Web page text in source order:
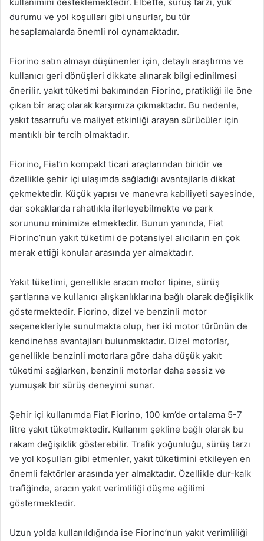
durumu ve yol koşulları gibi unsurlar, bu tür
hesaplamalarda önemli rol oynamaktadır.
Fiorino satın almayı düşünenler için, detaylı araştırma ve
kullanıcı geri dönüşleri dikkate alınarak bilgi edinilmesi
önerilir. yakıt tüketimi bakımından Fiorino, pratikliği ile öne
çıkan bir araç olarak karşımıza çıkmaktadır. Bu nedenle,
yakıt tasarrufu ve maliyet etkinliği arayan sürücüler için
mantıklı bir tercih olmaktadır.
Fiorino, Fiat’ın kompakt ticari araçlarından biridir ve
özellikle şehir içi ulaşımda sağladığı avantajlarla dikkat
çekmektedir. Küçük yapısı ve manevra kabiliyeti sayesinde,
dar sokaklarda rahatlıkla ilerleyebilmekte ve park
sorununu minimize etmektedir. Bunun yanında, Fiat
Fiorino’nun yakıt tüketimi de potansiyel alıcıların en çok
merak ettiği konular arasında yer almaktadır.
Yakıt tüketimi, genellikle aracın motor tipine, sürüş
şartlarına ve kullanıcı alışkanlıklarına bağlı olarak değişiklik
göstermektedir. Fiorino, dizel ve benzinli motor
seçenekleriyle sunulmakta olup, her iki motor türünün de
kendinehas avantajları bulunmaktadır. Dizel motorlar,
genellikle benzinli motorlara göre daha düşük yakıt
tüketimi sağlarken, benzinli motorlar daha sessiz ve
yumuşak bir sürüş deneyimi sunar.
Şehir içi kullanımda Fiat Fiorino, 100 km’de ortalama 5-7
litre yakıt tüketmektedir. Kullanım şekline bağlı olarak bu
rakam değişiklik gösterebilir. Trafik yoğunluğu, sürüş tarzı
ve yol koşulları gibi etmenler, yakıt tüketimini etkileyen en
önemli faktörler arasında yer almaktadır. Özellikle dur-kalk
trafiğinde, aracın yakıt verimliliği düşme eğilimi
göstermektedir.
Uzun yolda kullanıldığında ise Fiorino’nun yakıt verimliliği